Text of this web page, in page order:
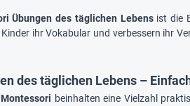
Übungen des täglichen Lebensist die
ihr Vokabular und verbessern ihr
des täglichen Lebens –
beinhalten eine Vielzahl